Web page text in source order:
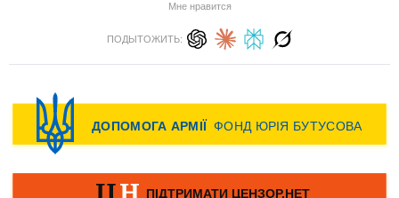
Мне нравится
ПОДЫТОЖИТЬ: